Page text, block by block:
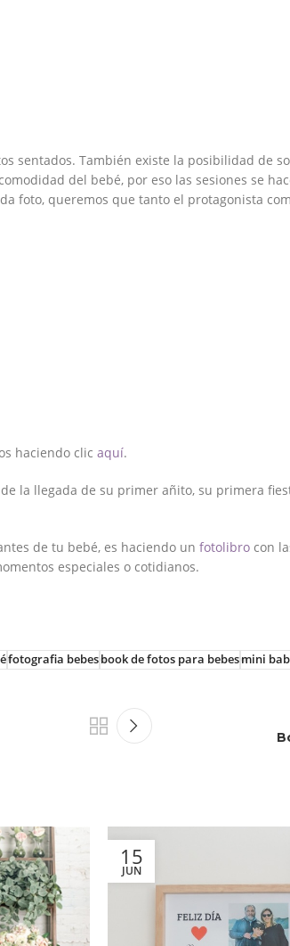
sentados. También existe la posibilidad de
del bebé, por eso las sesiones se
foto, queremos que tanto el protagonista
haciendo clic aquí.
la llegada de su primer añito, su primera
de tu bebé, es haciendo un fotolibro con
especiales o cotidianos.
fotografia bebesbook de fotos para bebesmini
15
JUN